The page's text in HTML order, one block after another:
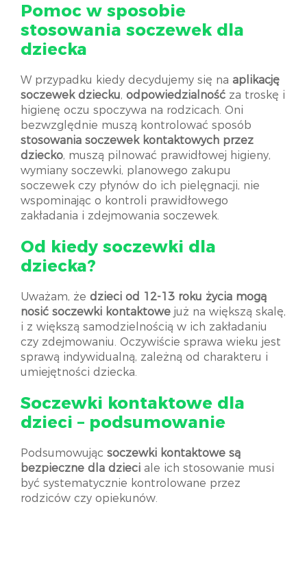
Pomoc w sposobie
stosowania soczewek dla
dziecka
W przypadku kiedy decydujemy się na aplikację
soczewek dziecku, odpowiedzialność za troskę i
higienę oczu spoczywa na rodzicach. Oni
bezwzględnie muszą kontrolować sposób
stosowania soczewek kontaktowych przez
dziecko, muszą pilnować prawidłowej higieny,
wymiany soczewki, planowego zakupu
soczewek czy płynów do ich pielęgnacji, nie
wspominając o kontroli prawidłowego
zakładania i zdejmowania soczewek.
Od kiedy soczewki dla
dziecka?
Uważam, że dzieci od 12-13 roku życia mogą
nosić soczewki kontaktowe już na większą skalę,
i z większą samodzielnością w ich zakładaniu
czy zdejmowaniu. Oczywiście sprawa wieku jest
sprawą indywidualną, zależną od charakteru i
umiejętności dziecka.
Soczewki kontaktowe dla
dzieci – podsumowanie
Podsumowując soczewki kontaktowe są
bezpieczne dla dzieci ale ich stosowanie musi
być systematycznie kontrolowane przez
rodziców czy opiekunów.